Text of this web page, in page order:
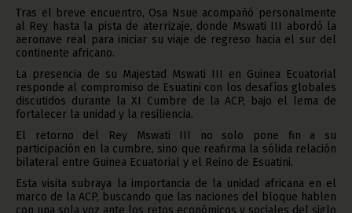
Tras el breve encuentro, Osa Nsue acompañó personalmente
al Rey hasta la pista de aterrizaje, donde Mswati III abordó la
aeronave real para iniciar su viaje de regreso hacia el sur del
continente africano.
La presencia de su Majestad Mswati III en Guinea Ecuatorial
responde al compromiso de Esuatini con los desafíos globales
discutidos durante la XI Cumbre de la ACP, bajo el lema de
fortalecer la unidad y la resiliencia.
El retorno del Rey Mswati III no solo pone fin a su
participación en la cumbre, sino que reafirma la sólida relación
bilateral entre Guinea Ecuatorial y el Reino de Esuatini.
Esta visita subraya la importancia de la unidad africana en el
marco de la ACP, buscando que las naciones del bloque hablen